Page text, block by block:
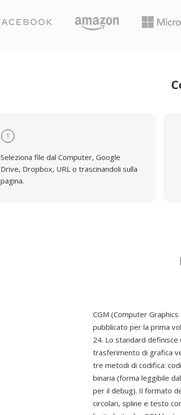
1
Seleziona file dal Computer, Google
Drive, Dropbox, URL o trascinandoli sulla
pagina.
CGM (Computer
pubblicato per la prima
24. Lo standard
trasferimento di grafica
tre metodi di codifica:
binaria (forma leggibile
per il debug). Il formato
circolari, spline e testo